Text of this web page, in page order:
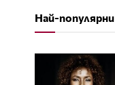
Най-популярни